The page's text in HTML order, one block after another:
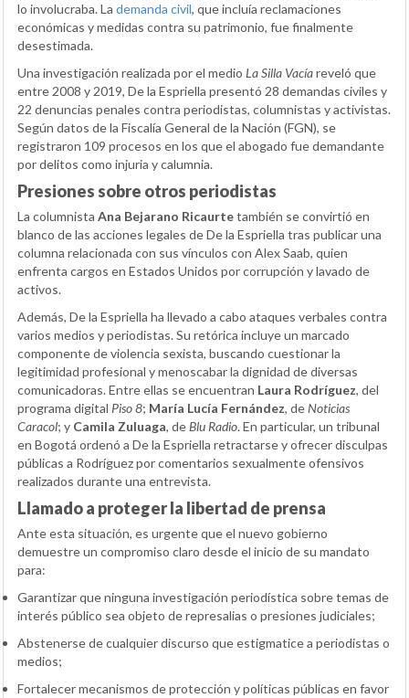
lo involucraba. La demanda civil, que incluía reclamaciones
económicas y medidas contra su patrimonio, fue finalmente
desestimada.
Una investigación realizada por el medio La Silla Vacíareveló que
entre 2008 y 2019, De la Espriella presentó 28 demandas civiles y
22 denuncias penales contra periodistas, columnistas y activistas.
Según datos de la Fiscalía General de la Nación (FGN), se
registraron 109 procesos en los que el abogado fue demandante
por delitos como injuria y calumnia.
Presiones sobre otros periodistas
La columnista Ana Bejarano Ricaurtetambién se convirtió en
blanco de las acciones legales de De la Espriella tras publicar una
columna relacionada con sus vínculos con Alex Saab, quien
enfrenta cargos en Estados Unidos por corrupción y lavado de
activos.
Además, De la Espriella ha llevado a cabo ataques verbales contra
varios medios y periodistas. Su retórica incluye un marcado
componente de violencia sexista, buscando cuestionar la
legitimidad profesional y menoscabar la dignidad de diversas
comunicadoras. Entre ellas se encuentran Laura Rodríguez, del
programa digital Piso 8; María Lucía Fernández, deNoticias
Caracol; y Camila Zuluaga, deBlu Radio. En particular, un tribunal
en Bogotá ordenó a De la Espriella retractarse y ofrecer disculpas
públicas a Rodríguez por comentarios sexualmente ofensivos
realizados durante una entrevista.
Llamado a proteger la libertad de prensa
Ante esta situación, es urgente que el nuevo gobierno
demuestre un compromiso claro desde el inicio de su mandato
para:
Garantizar que ninguna investigación periodística sobre temas de
interés público sea objeto de represalias o presiones judiciales;
Abstenerse de cualquier discurso que estigmatice a periodistas o
medios;
Fortalecer mecanismos de protección y políticas públicas en favor